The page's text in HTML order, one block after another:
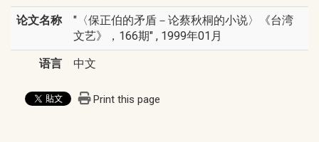
论文名称
"〈保正伯的矛盾－论蔡秋桐的小说〉《台湾
文艺》，166期" , 1999年01月
语言 中文
Print this page